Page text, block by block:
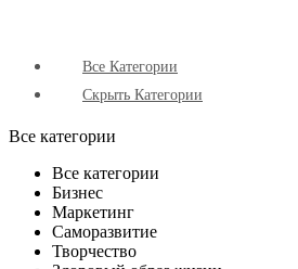
Все Категории
Скрыть Категории
Все категории
Все категории
Бизнес
Маркетинг
Саморазвитие
Творчество